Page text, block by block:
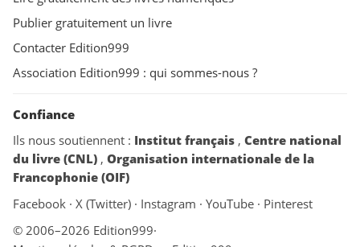
Publier gratuitement un livre
Contacter Edition999
Association Edition999 : qui sommes-nous ?
Confiance
Ils nous soutiennent : Institut français , Centre national
du livre (CNL) , Organisation internationale de la
Francophonie (OIF)
Facebook · X (Twitter) · Instagram · YouTube · Pinterest
© 2006–2026 Edition999·